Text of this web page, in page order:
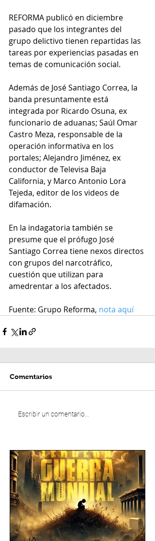
REFORMA publicó en diciembre
pasado que los integrantes del
grupo delictivo tienen repartidas las
tareas por experiencias pasadas en
temas de comunicación social.
Además de José Santiago Correa, la
banda presuntamente está
integrada por Ricardo Osuna, ex
funcionario de aduanas; Saúl Omar
Castro Meza, responsable de la
operación informativa en los
portales; Alejandro Jiménez, ex
conductor de Televisa Baja
California, y Marco Antonio Lora
Tejeda, editor de los videos de
difamación.
En la indagatoria también se
presume que el prófugo José
Santiago Correa tiene nexos directos
con grupos del narcotráfico,
cuestión que utilizan para
amedrentar a los afectados.
Fuente: Grupo Reforma, nota aquí
Comentarios
Escribir un comentario...